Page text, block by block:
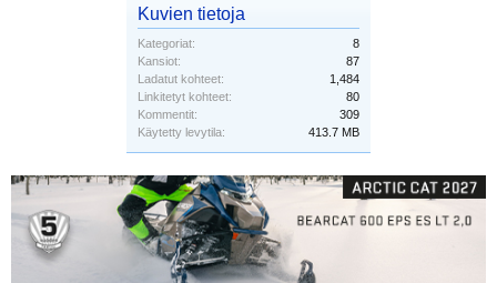
Kuvien tietoja
Kategoriat:
8
Kansiot:
87
Ladatut kohteet:
1,484
Linkitetyt kohteet:
80
Kommentit:
309
Käytetty levytila:
413.7 MB